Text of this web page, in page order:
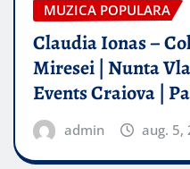
MUZICA POPULARA
Claudia Ionas –
Miresei | Nunta
Events Craiova |
admin aug. 5,